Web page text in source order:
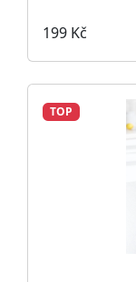
199 Kč
TOP